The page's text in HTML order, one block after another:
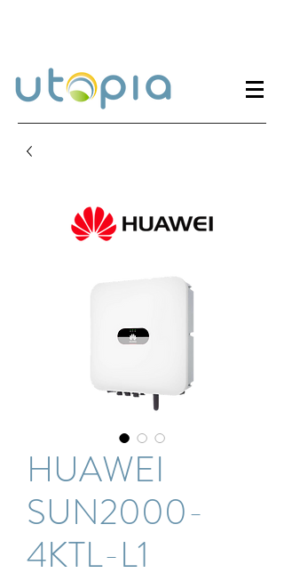
HUAWEI
SUN2000-
4KTL-L1